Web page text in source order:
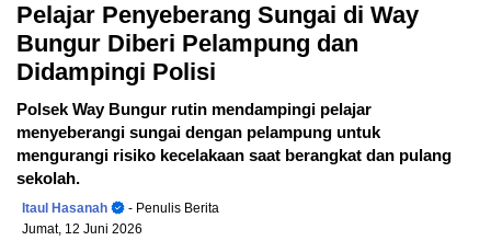
Pelajar Penyeberang Sungai di Way
Bungur Diberi Pelampung dan
Didampingi Polisi
Polsek Way Bungur rutin mendampingi pelajar
menyeberangi sungai dengan pelampung untuk
mengurangi risiko kecelakaan saat berangkat dan pulang
sekolah.
Itaul Hasanah
- Penulis Berita
Jumat, 12 Juni 2026